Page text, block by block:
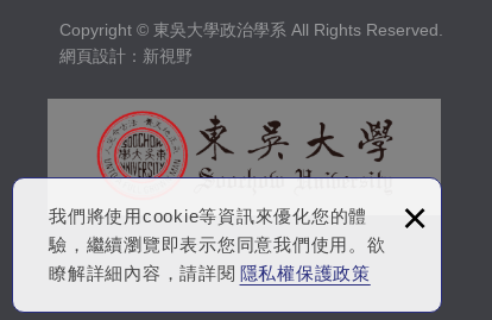
我們將使用cookie等資訊來優化您的體
驗，繼續瀏覽即表示您同意我們使用。欲
瞭解詳細內容，請詳閱 隱私權保護政策
×
Copyright © 東吳大學政治學系 All Rights Reserved.
網頁設計 ：新視野